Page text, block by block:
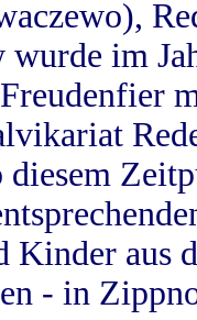
im
Kinder aus
- in